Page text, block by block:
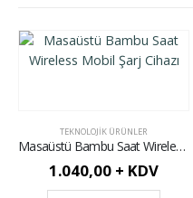
TEKNOLOJIK ÜRÜNLER
Masaüstü Bambu Saat Wireless Mobil Şarj Cihazı
1.040,00 + KDV